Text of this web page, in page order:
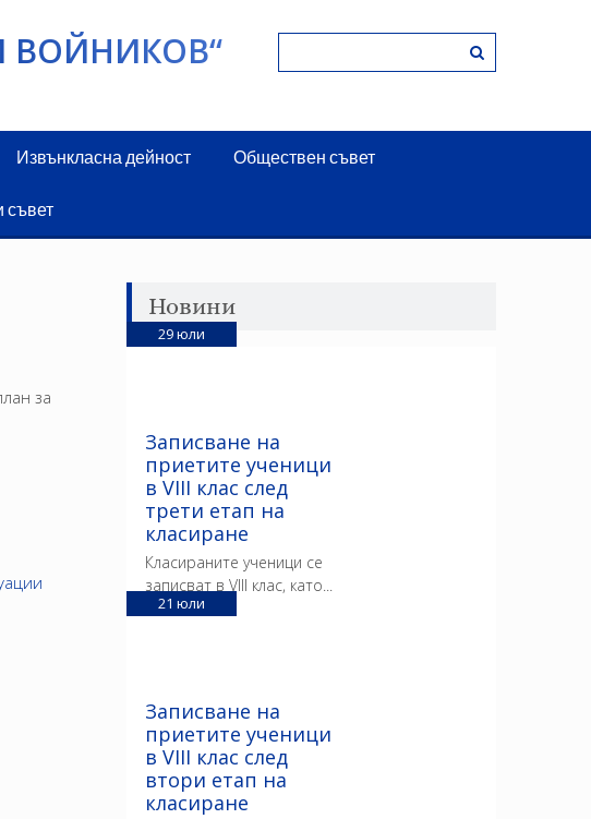
ВОЙНИКОВ“
Извънкласна дейност Обществен съвет
съвет
за
Новини
29юли
Записване на
приетите ученици
в VIII клас след
трети етап на
класиране
Класираните ученици се
записват в VIII клас, като...
21 юли
Записване на
приетите ученици
в VIII клас след
втори етап на
класиране